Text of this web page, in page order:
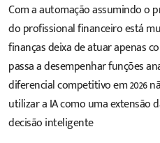
Com a automação assumindo o
do profissional financeiro está
finanças deixa de atuar apenas
passa a desempenhar funções
diferencial competitivo em 2026
utilizar a IA como uma extensão
decisão inteligente